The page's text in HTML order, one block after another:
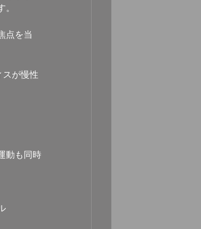
。
点を当
スが慢性
動も同時